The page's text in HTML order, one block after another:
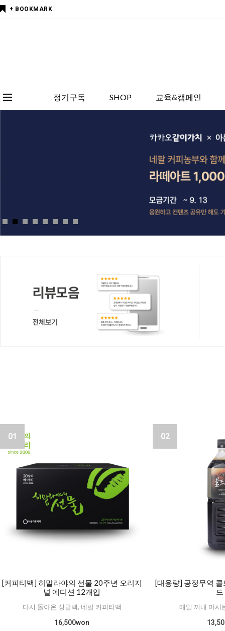
+ BOOKMARK
정기구독 SHOP 교육&캠페인
01
[커피티백] 히말라야의 선물 20주년 오리지
널 에디션 12개입
다시 돌아온 싱글백, 네팔 커피티백
16,500won
02
[대용량] 공정무역
매일 꺼내 마시